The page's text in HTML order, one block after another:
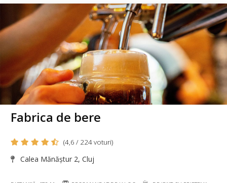
Fabrica de bere
(4,6 / 224 voturi)
Calea Mănăștur 2, Cluj